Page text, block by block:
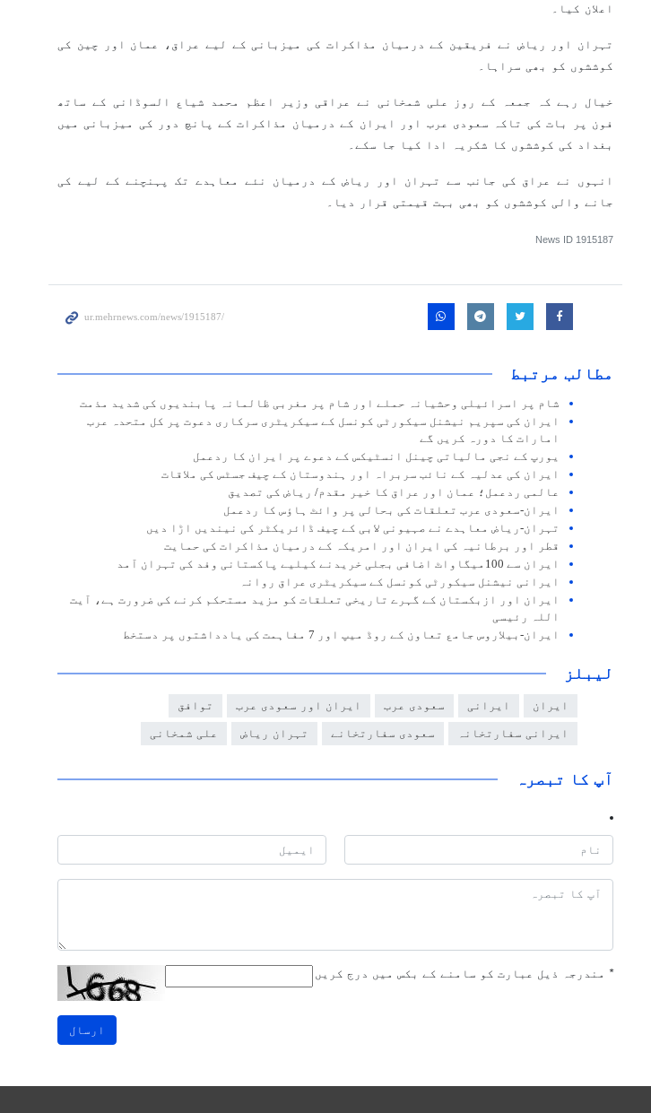
اعلان کیا۔
تہران اور ریاض نے فریقین کے درمیان مذاکرات کی میزبانی کے لیے عراق، عمان اور چین کی
کوششوں کو بھی سراہا۔
خیال رہے کہ جمعہ کے روز علی شمخانی نے عراقی وزیر اعظم محمد شیاع السوڈانی کے ساتھ
فون پر بات کی تاکہ سعودی عرب اور ایران کے درمیان مذاکرات کے پانچ دور کی میزبانی میں
بغداد کی کوششوں کا شکریہ ادا کیا جا سکے۔
انہوں نے عراق کی جانب سے تہران اور ریاض کے درمیان نئے معاہدے تک پہنچنے کے لیے کی
جانے والی کوششوں کو بھی بہت قیمتی قرار دیا۔
News ID 1915187
مطالب مرتبط
شام پر اسرائیلی وحشیانہ حملے اور شام پر مغربی ظالمانہ پابندیوں کی شدید مذمت
ایران کی سپریم نیشنل سیکورٹی کونسل کے سیکریٹری سرکاری دعوت پر کل متحدہ عرب
امارات کا دورہ کریں گے
یورپ کے نجی مالیاتی چینل انسٹیکس کے دعوے پر ایران کا ردعمل
ایران کی عدلیہ کے نائب سربراہ اور ہندوستان کے چیف جسٹس کی ملاقات
عالمی ردعمل؛ عمان اور عراق کا خیر مقدم/ ریاض کی تصدیق
ایران-سعودی عرب تعلقات کی بحالی پر وائٹ ہاؤس کا ردعمل
تہران-ریاض معاہدے نے صہیونی لابی کے چیف ڈائریکٹر کی نیندیں اڑا دیں
قطر اور برطانیہ کی ایران اور امریکہ کے درمیان مذاکرات کی حمایت
ایران سے 100میگاواٹ اضافی بجلی خریدنے کیلیے پاکستانی وفد کی تہران آمد
ایرانی نیشنل سیکورٹی کونسل کے سیکریٹری عراق روانہ
ایران اور ازبکستان کے گہرے تاریخی تعلقات کو مزید مستحکم کرنے کی ضرورت ہے، آیت
اللہ رئیسی
ایران-بیلاروس جامع تعاون کے روڈ میپ اور 7 مفاہمت کی یادداشتوں پر دستخط
لیبلز
ایران ایرانی سعودی عرب ایران اور سعودی عرب توافق
ایرانی سفارتخانہ سعودی سفارتخانے تہران ریاض علی شمخانی
آپ کا تبصرہ
* مندرجہ ذیل عبارت کو سامنے کے بکس میں درج کریں
ارسال